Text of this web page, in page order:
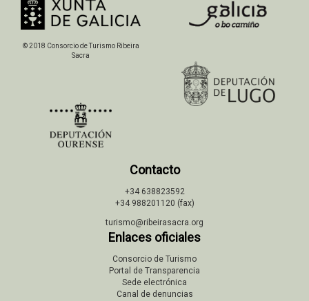
© 2018 Consorcio de Turismo Ribeira
Sacra
Contacto
+34 638823592
+34 988201120 (fax)
turismo@ribeirasacra.org
Enlaces oficiales
Consorcio de Turismo
Portal de Transparencia
Sede electrónica
Canal de denuncias